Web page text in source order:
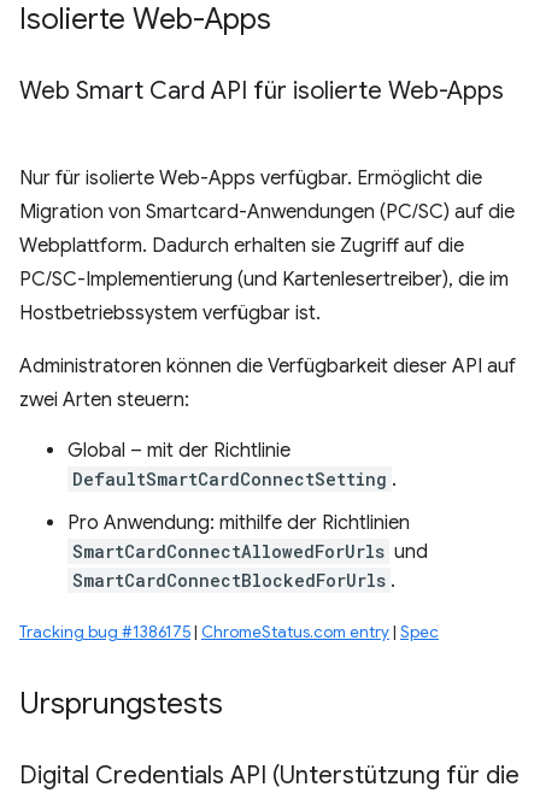
Isolierte Web-Apps
Web Smart Card API für isolierte Web-Apps
Nur für isolierte Web-Apps verfügbar. Ermöglicht die
Migration von Smartcard-Anwendungen (PC/SC) auf die
Webplattform. Dadurch erhalten sie Zugriff auf die
PC/SC-Implementierung (und Kartenlesertreiber), die im
Hostbetriebssystem verfügbar ist.
Administratoren können die Verfügbarkeit dieser API auf
zwei Arten steuern:
Global – mit der Richtlinie
DefaultSmartCardConnectSetting .
Pro Anwendung: mithilfe der Richtlinien
SmartCardConnectAllowedForUrls und
SmartCardConnectBlockedForUrls .
Tracking bug #1386175| ChromeStatus.com entry| Spec
Ursprungstests
Digital Credentials API (Unterstützung für die